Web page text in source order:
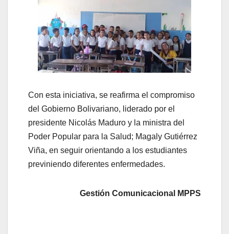
Con esta iniciativa, se reafirma el compromiso
del Gobierno Bolivariano, liderado por el
presidente Nicolás Maduro y la ministra del
Poder Popular para la Salud; Magaly Gutiérrez
Viña, en seguir orientando a los estudiantes
previniendo diferentes enfermedades.
Gestión Comunicacional MPPS